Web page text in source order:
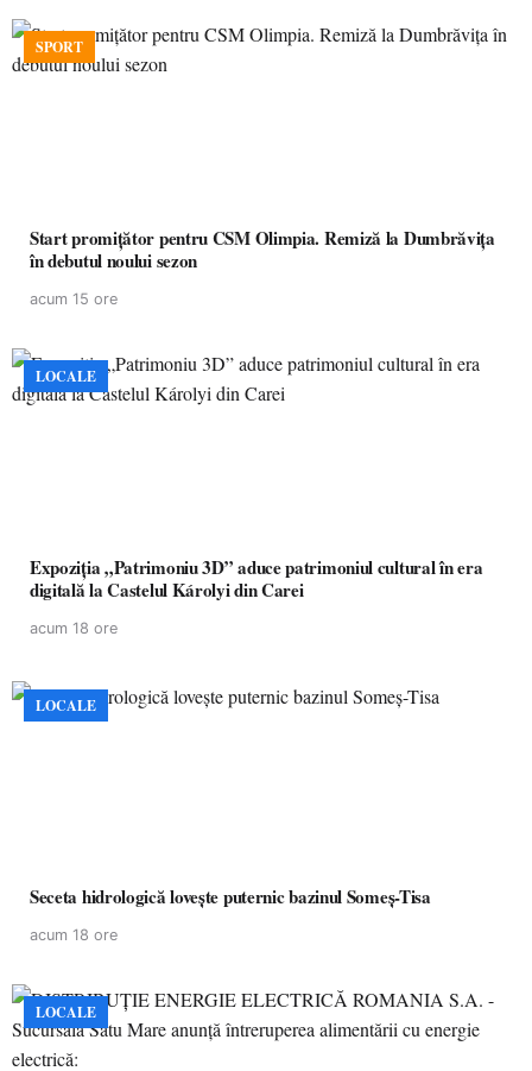
SPORT
Start promițător pentru CSM Olimpia. Remiză la Dumbrăvița
în debutul noului sezon
acum 15 ore
LOCALE
Expoziția „Patrimoniu 3D” aduce patrimoniul cultural în era
digitală la Castelul Károlyi din Carei
acum 18 ore
LOCALE
Seceta hidrologică lovește puternic bazinul Someș-Tisa
acum 18 ore
LOCALE